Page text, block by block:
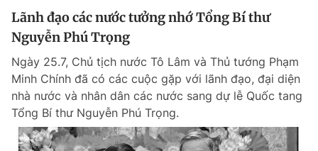
Lãnh đạo các nước tưởng nhớ Tổng Bí thư
Nguyễn Phú Trọng
Ngày 25.7, Chủ tịch nước Tô Lâm và Thủ tướng Phạm
Minh Chính đã có các cuộc gặp với lãnh đạo, đại diện
nhà nước và nhân dân các nước sang dự lễ Quốc tang
Tổng Bí thư Nguyễn Phú Trọng.